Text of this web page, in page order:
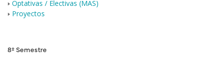
Optativas / Electivas (MAS)
Proyectos
8º Semestre